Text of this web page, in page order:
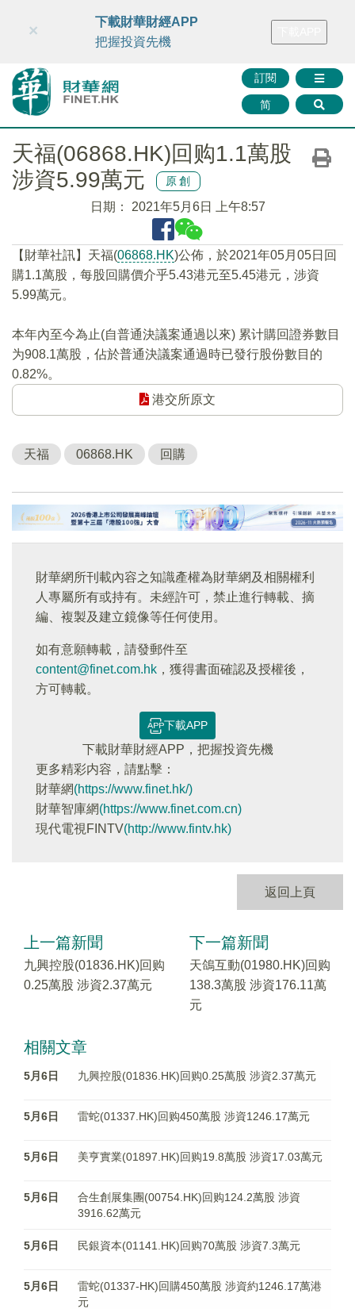
財華智庫網 FINTV FINMETA 財華證券 媒體矩陣
訂閱
简
×
下載財華財經APP
把握投資先機
天福(06868.HK)回购1.1萬股
涉資5.99萬元
原創
日期： 2021年5月6日 上午8:57
【財華社訊】天福(06868.HK)公佈，於2021年05月05日回
購1.1萬股，每股回購價介乎5.43港元至5.45港元，涉資
5.99萬元。
本年內至今為止(自普通決議案通過以來) 累计購回證券數目
为908.1萬股，佔於普通決議案通過時已發行股份數目的
0.82%。
港交所原文
天福 06868.HK 回購
財華網所刊載內容之知識產權為財華網及相關權利
人專屬所有或持有。未經許可，禁止進行轉載、摘
編、複製及建立鏡像等任何使用。
如有意願轉載，請發郵件至
content@finet.com.hk ，獲得書面確認及授權後，
方可轉載。
下載APP
下載財華財經APP，把握投資先機
更多精彩内容，請點擊：
財華網(https://www.finet.hk/)
財華智庫網(https://www.finet.com.cn)
現代電視FINTV(http://www.fintv.hk)
返回上頁
上一篇新聞
九興控股(01836.HK)回购
0.25萬股 涉資2.37萬元
下一篇新聞
天鴿互動(01980.HK)回购
138.3萬股 涉資176.11萬
元
相關文章
5月6日 九興控股(01836.HK)回购0.25萬股 涉資2.37萬元
5月6日 雷蛇(01337.HK)回购450萬股 涉資1246.17萬元
5月6日 美亨實業(01897.HK)回购19.8萬股 涉資17.03萬元
5月6日
合生創展集團(00754.HK)回购124.2萬股 涉資
3916.62萬元
5月6日 民銀資本(01141.HK)回购70萬股 涉資7.3萬元
5月6日
雷蛇(01337-HK)回購450萬股 涉資約1246.17萬港
元